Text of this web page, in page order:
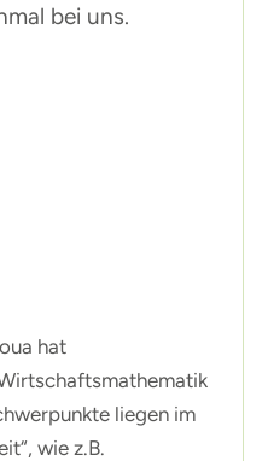
bei uns.
hat
liegen im
wie z.B.